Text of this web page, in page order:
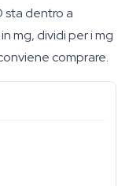
sta dentro a
mg, dividi per i mg
comprare.